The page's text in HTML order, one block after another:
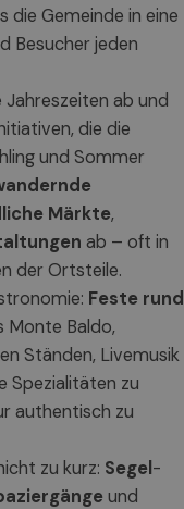
Gemeinde in eine
Besucher jeden
ab und
die die
und Sommer
Märkte,
ab – oft in
der Ortsteile.
Feste rund
Monte Baldo,
Ständen, Livemusik
Spezialitäten zu
authentisch zu
zu kurz: Segel-
und